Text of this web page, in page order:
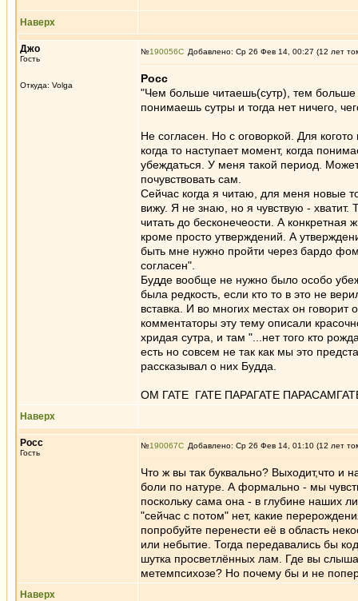
Наверх
Джо
Гость
Откуда: Volga
№190056 Добавлено: Ср 26 Фев 14, 00:27 (12 лет
Росс
"Чем больше читаешь(сутр), тем
понимаешь сутры и тогда нет ничего,
Не согласен. Но с оговоркой. Для
когда то наступает момент, когда
убеждаться. У меня такой период.
почувствовать сам.
Сейчас когда я читаю, для меня новые
вижу. Я не знаю, но я чувствую -
читать до бесконечеости. А конкретная
кроме просто утверждений. А
быть мне нужно пройти через бардо
согласен".
Будде вообще не нужно было особо
была редкость, если кто то в это не
вставка. И во многих местах он говорит
комментаторы эту тему описали
хридая сутра, и там "...нет того кто
есть но совсем не так как мы это
рассказывал о них Будда.
ОМ ГАТЕ ГАТЕ ПАРАГАТЕ
Наверх
Росс
Гость
№190067 Добавлено: Ср 26 Фев 14, 01:10 (12 лет
Что ж вы так буквально? Выходит,что и
боли по натуре. А формально - мы
поскольку сама она - в глубине наших
"сейчас с потом" нет, какие
попробуйте перенести её в область
или небытие. Тогда передавались бы
шутка просветлённых лам. Где вы
метемпсихозе? Но почему бы и не
Наверх